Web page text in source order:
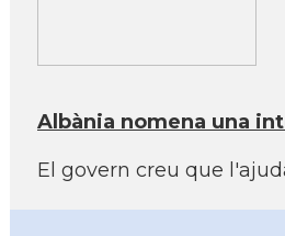
Albània nomena una
El govern creu que